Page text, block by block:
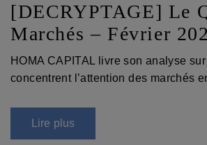
[DECRYPTAGE] Le
Marchés – Février
HOMA CAPITAL livre son analyse
concentrent l’attention des marchés
Lire plus